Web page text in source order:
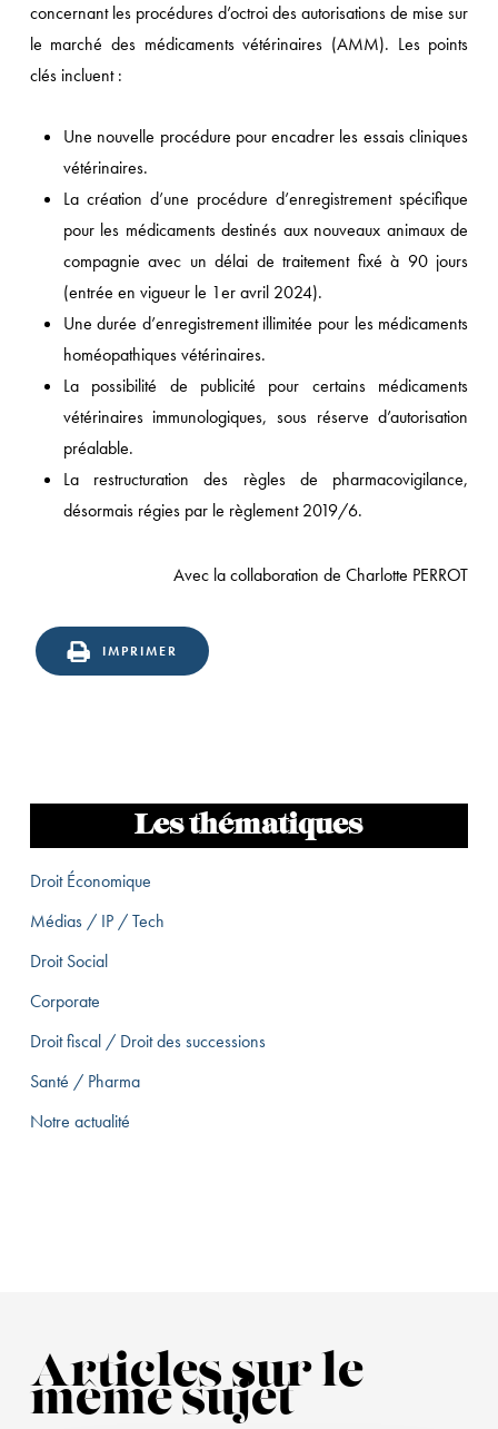
concernant les procédures d’octroi des autorisations de mise sur
le marché des médicaments vétérinaires (AMM). Les points
clés incluent :
Une nouvelle procédure pour encadrer les essais cliniques
vétérinaires.
La création d’une procédure d’enregistrement spécifique
pour les médicaments destinés aux nouveaux animaux de
compagnie avec un délai de traitement fixé à 90 jours
(entrée en vigueur le 1er avril 2024).
Une durée d’enregistrement illimitée pour les médicaments
homéopathiques vétérinaires.
La possibilité de publicité pour certains médicaments
vétérinaires immunologiques, sous réserve d’autorisation
préalable.
La restructuration des règles de pharmacovigilance,
désormais régies par le règlement 2019/6.
Avec la collaboration de Charlotte PERROT
IMPRIMER
Les thématiques
Droit Économique
Médias / IP / Tech
Droit Social
Corporate
Droit fiscal / Droit des successions
Santé / Pharma
Notre actualité
Articles sur le
même sujet